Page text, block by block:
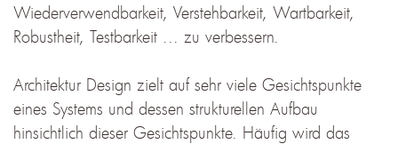
Wiederverwendbarkeit, Verstehbarkeit, Wartbarkeit,
Robustheit, Testbarkeit ... zu verbessern.
Architektur Design zielt auf sehr viele Gesichtspunkte
eines Systems und dessen strukturellen Aufbau
hinsichtlich dieser Gesichtspunkte. Häufig wird das